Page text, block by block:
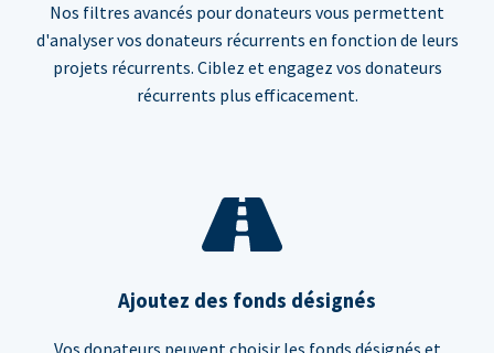
Nos filtres avancés pour donateurs vous permettent
d'analyser vos donateurs récurrents en fonction de leurs
projets récurrents. Ciblez et engagez vos donateurs
récurrents plus efficacement.
Ajoutez des fonds désignés
Vos donateurs peuvent choisir les fonds désignés et